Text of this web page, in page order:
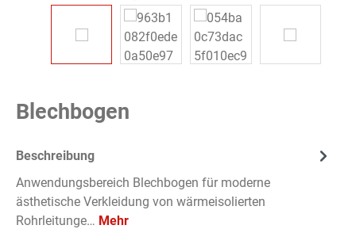
Blechbogen
Beschreibung
Anwendungsbereich Blechbogen für moderne
ästhetische Verkleidung von wärmeisolierten
Rohrleitunge… Mehr